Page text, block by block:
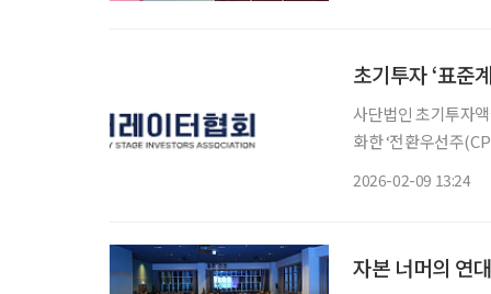
초기투자 ‘표준
사단법인 초기투자
화한 ‘전환우선주
2026-02-09 13:24
자본 너머의 연